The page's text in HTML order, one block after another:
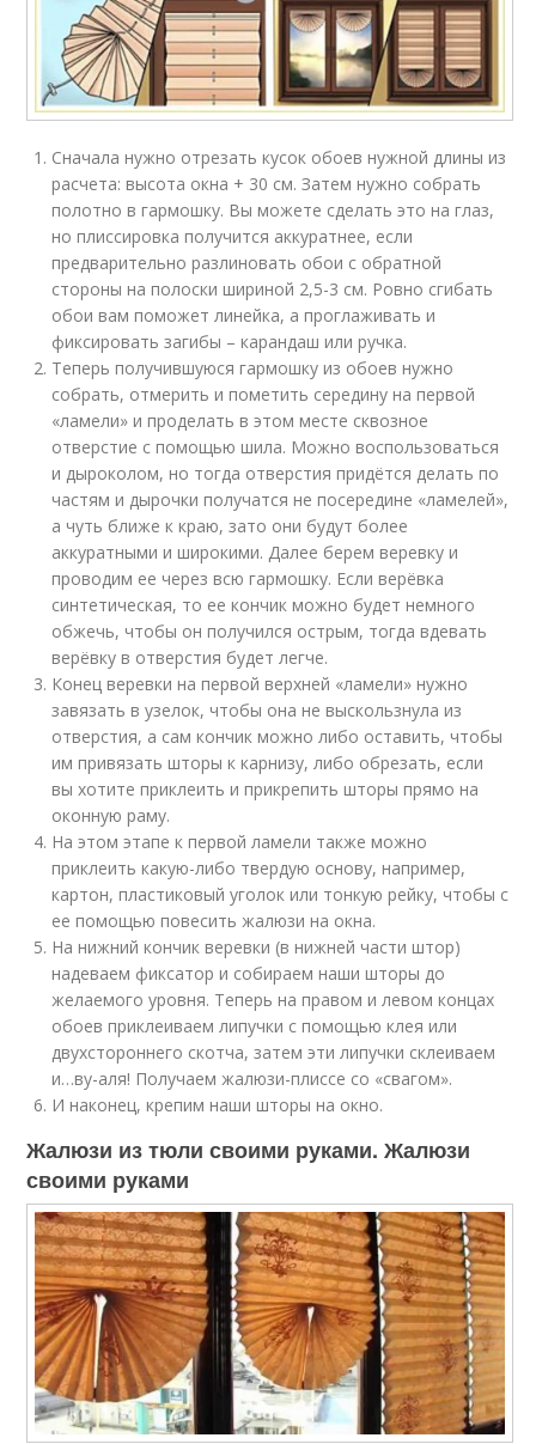
Сначала нужно отрезать кусок обоев нужной длины из
расчета: высота окна + 30 см. Затем нужно собрать
полотно в гармошку. Вы можете сделать это на глаз,
но плиссировка получится аккуратнее, если
предварительно разлиновать обои с обратной
стороны на полоски шириной 2,5-3 см. Ровно сгибать
обои вам поможет линейка, а проглаживать и
фиксировать загибы – карандаш или ручка.
Теперь получившуюся гармошку из обоев нужно
собрать, отмерить и пометить середину на первой
«ламели» и проделать в этом месте сквозное
отверстие с помощью шила. Можно воспользоваться
и дыроколом, но тогда отверстия придётся делать по
частям и дырочки получатся не посередине «ламелей»,
а чуть ближе к краю, зато они будут более
аккуратными и широкими. Далее берем веревку и
проводим ее через всю гармошку. Если верёвка
синтетическая, то ее кончик можно будет немного
обжечь, чтобы он получился острым, тогда вдевать
верёвку в отверстия будет легче.
Конец веревки на первой верхней «ламели» нужно
завязать в узелок, чтобы она не выскользнула из
отверстия, а сам кончик можно либо оставить, чтобы
им привязать шторы к карнизу, либо обрезать, если
вы хотите приклеить и прикрепить шторы прямо на
оконную раму.
На этом этапе к первой ламели также можно
приклеить какую-либо твердую основу, например,
картон, пластиковый уголок или тонкую рейку, чтобы с
ее помощью повесить жалюзи на окна.
На нижний кончик веревки (в нижней части штор)
надеваем фиксатор и собираем наши шторы до
желаемого уровня. Теперь на правом и левом концах
обоев приклеиваем липучки с помощью клея или
двухстороннего скотча, затем эти липучки склеиваем
и…ву-аля! Получаем жалюзи-плиссе со «свагом».
И наконец, крепим наши шторы на окно.
Жалюзи из тюли своими руками. Жалюзи
своими руками